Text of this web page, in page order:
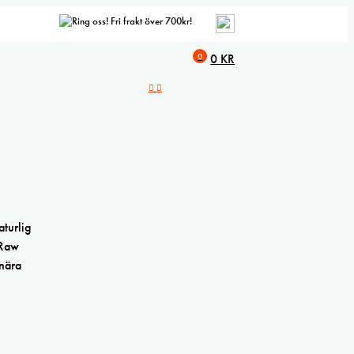
Fri frakt över 700kr!
0 0 KR